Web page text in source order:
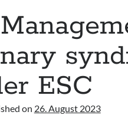
ESC
on 26. August 2023